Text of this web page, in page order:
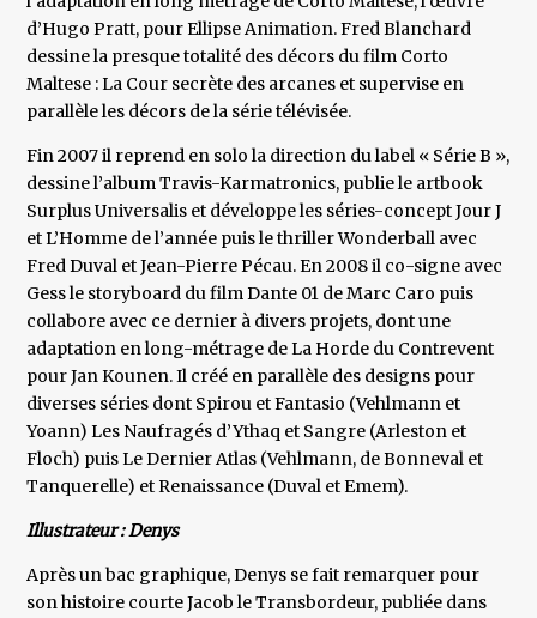
d’Hugo Pratt, pour Ellipse Animation. Fred Blanchard
dessine la presque totalité des décors du film Corto
Maltese : La Cour secrète des arcanes et supervise en
parallèle les décors de la série télévisée.
Fin 2007 il reprend en solo la direction du label « Série B »,
dessine l’album Travis-Karmatronics, publie le artbook
Surplus Universalis et développe les séries-concept Jour J
et L’Homme de l’année puis le thriller Wonderball avec
Fred Duval et Jean-Pierre Pécau. En 2008 il co-signe avec
Gess le storyboard du film Dante 01 de Marc Caro puis
collabore avec ce dernier à divers projets, dont une
adaptation en long-métrage de La Horde du Contrevent
pour Jan Kounen. Il créé en parallèle des designs pour
diverses séries dont Spirou et Fantasio (Vehlmann et
Yoann) Les Naufragés d’Ythaq et Sangre (Arleston et
Floch) puis Le Dernier Atlas (Vehlmann, de Bonneval et
Tanquerelle) et Renaissance (Duval et Emem).
Illustrateur : Denys
Après un bac graphique, Denys se fait remarquer pour
son histoire courte Jacob le Transbordeur, publiée dans